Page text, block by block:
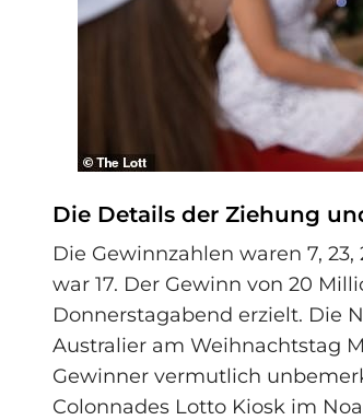
Die Details der Ziehung
Die Gewinnzahlen waren 7, 23,
war 17. Der Gewinn von 20
Donnerstagabend erzielt. Die
Australier am Weihnachtstag
Gewinner vermutlich
Colonnades Lotto Kiosk im